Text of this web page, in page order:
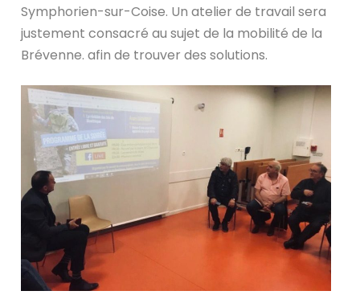
Symphorien-sur-Coise. Un atelier de travail sera
justement consacré au sujet de la mobilité de la
Brévenne. afin de trouver des solutions.